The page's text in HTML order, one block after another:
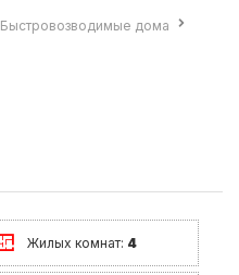
Быстровозводимые дома
Жилых комнат: 4